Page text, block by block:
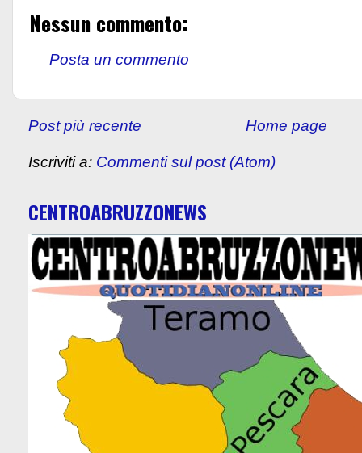
Nessun commento:
Posta un commento
Post più recente Home page
Iscriviti a: Commenti sul post (Atom)
CENTROABRUZZONEWS